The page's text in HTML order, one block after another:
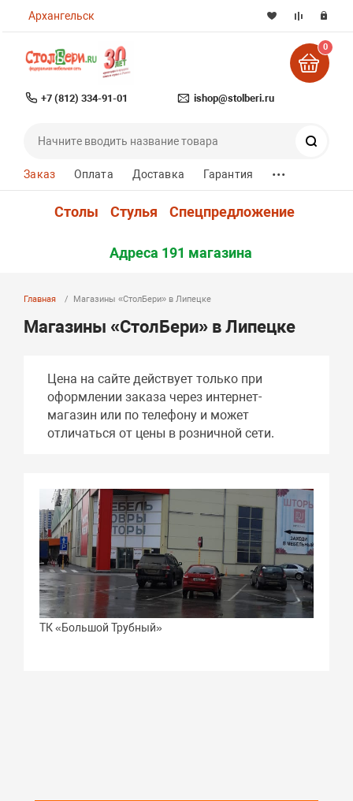
Архангельск
+7 (812) 334-91-01 ishop@stolberi.ru
0
Заказ Оплата Доставка Гарантия ...
Столы Стулья Спецпредложение
Адреса 191 магазина
Главная Магазины «СтолБери» в Липецке
Магазины «СтолБери» в Липецке
Цена на сайте действует только при
оформлении заказа через интернет-
магазин или по телефону и может
отличаться от цены в розничной сети.
ТК «Большой Трубный»